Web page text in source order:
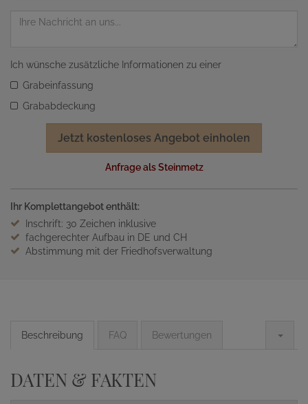
Nachricht
Ich wünsche zusätzliche Informationen zu einer
Grabeinfassung
Grababdeckung
Jetzt kostenloses Angebot einholen
Anfrage als Steinmetz
Ihr Komplettangebot enthält:
Inschrift: 30 Zeichen inklusive
fachgerechter Aufbau in DE und CH
Abstimmung mit der Friedhofsverwaltung
Beschreibung FAQ Bewertungen
DATEN & FAKTEN